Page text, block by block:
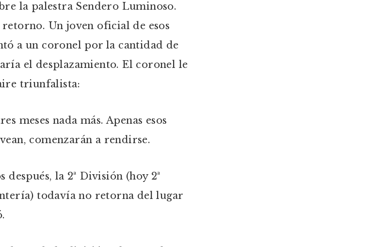
la palestra Sendero Luminoso.
Un joven oficial de esos
a un coronel por la cantidad de
el desplazamiento. El coronel le
triunfalista:
meses nada más. Apenas esos
comenzarán a rendirse.
después, la 2ª División (hoy 2ª
todavía no retorna del lugar